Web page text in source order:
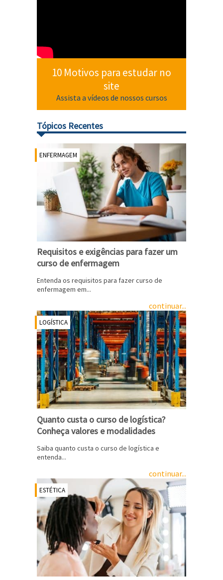
10 Motivos para estudar no
site
Assista a vídeos de nossos cursos
Tópicos Recentes
ENFERMAGEM
Requisitos e exigências para fazer um
curso de enfermagem
Entenda os requisitos para fazer curso de
enfermagem em...
continuar...
LOGÍSTICA
Quanto custa o curso de logística?
Conheça valores e modalidades
Saiba quanto custa o curso de logística e
entenda...
continuar...
ESTÉTICA